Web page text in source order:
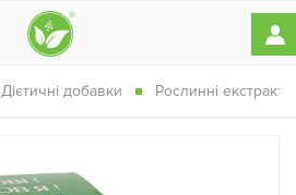
Дієтичні добавки Рослинні екстракти